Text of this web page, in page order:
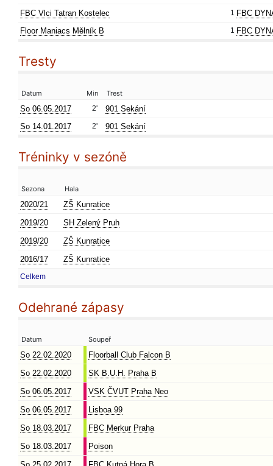
FBC Vlci Tatran Kostelec
1 FBC
Floor Maniacs Mělník B
1 FBC
Tresty
Datum Min Trest
So 06.05.2017 2'
901 Sekání
So 14.01.2017
2' 901 Sekání
Tréninky v sezóně
Sezona Hala
2020/21
ZŠ Kunratice
2019/20
SH Zelený Pruh
2019/20
ZŠ Kunratice
2016/17
ZŠ Kunratice
Celkem
Odehrané zápasy
Datum Soupeř
So 22.02.2020
Floorball Club Falcon B
So 22.02.2020
SK B.U.H. Praha B
So 06.05.2017
VSK ČVUT Praha Neo
So 06.05.2017
Lisboa 99
So 18.03.2017
FBC Merkur Praha
So 18.03.2017
Poison